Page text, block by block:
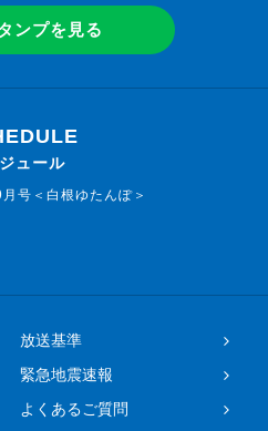
ンプを見る
ュール
号＜白根ゆたんぽ＞
放送基準
緊急地震速報
よくあるご質問